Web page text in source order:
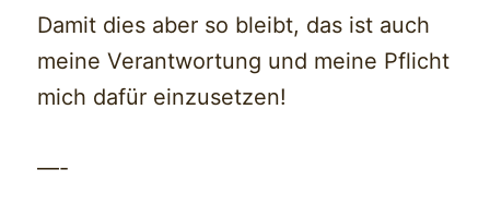
Damit dies aber so bleibt, das ist auch
meine Verantwortung und meine Pflicht
mich dafür einzusetzen!
—-